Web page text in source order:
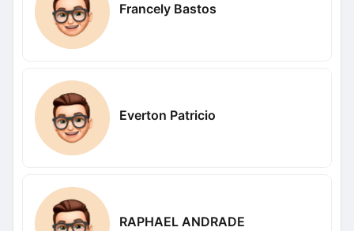
Francely Bastos
Everton Patricio
RAPHAEL ANDRADE